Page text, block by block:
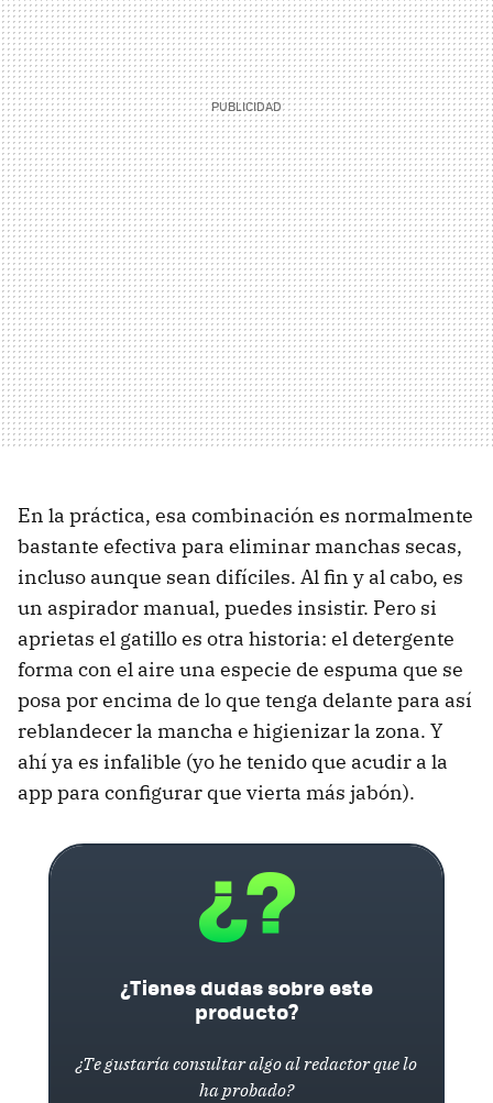
En la práctica, esa combinación es normalmente
bastante efectiva para eliminar manchas secas,
incluso aunque sean difíciles. Al fin y al cabo, es
un aspirador manual, puedes insistir. Pero si
aprietas el gatillo es otra historia: el detergente
forma con el aire una especie de espuma que se
posa por encima de lo que tenga delante para así
reblandecer la mancha e higienizar la zona. Y
ahí ya es infalible (yo he tenido que acudir a la
app para configurar que vierta más jabón).
¿Tienes dudas sobre este
producto?
¿Te gustaría consultar algo al redactor que lo
ha probado?